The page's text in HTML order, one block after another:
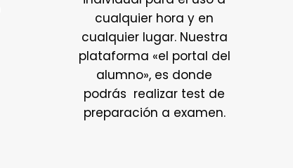
cualquier hora y en
cualquier lugar. Nuestra
plataforma «el portal del
alumno», es donde
podrás realizar test de
preparación a examen.